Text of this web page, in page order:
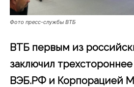
Фото пресс-службы ВТБ
ВТБ первым из
заключил
ВЭБ.РФ и Корпорацией